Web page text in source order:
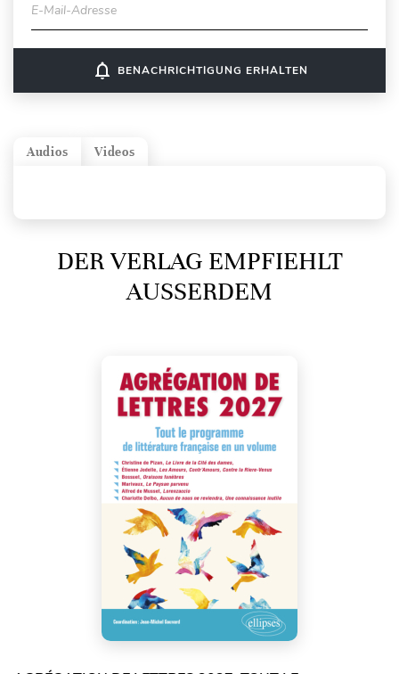
E-Mail-Adresse
notifications_none BENACHRICHTIGUNG ERHALTEN
Videos
Audios
DER VERLAG EMPFIEHLT
AUSSERDEM